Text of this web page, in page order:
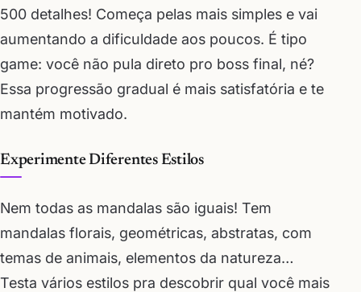
500 detalhes! Começa pelas mais simples e vai
aumentando a dificuldade aos poucos. É tipo
game: você não pula direto pro boss final, né?
Essa progressão gradual é mais satisfatória e te
mantém motivado.
Experimente Diferentes Estilos
Nem todas as mandalas são iguais! Tem
mandalas florais, geométricas, abstratas, com
temas de animais, elementos da natureza…
Testa vários estilos pra descobrir qual você mais